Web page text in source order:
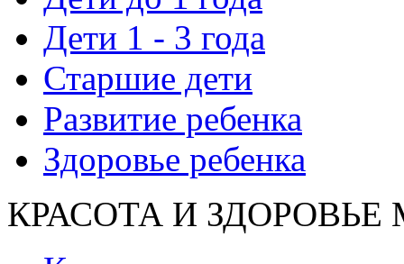
Дети 1 - 3 года
Старшие дети
Развитие ребенка
Здоровье ребенка
КРАСОТА И